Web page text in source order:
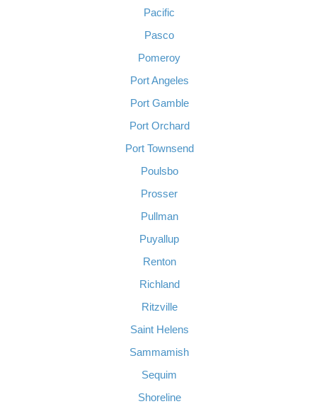
Pacific
Pasco
Pomeroy
Port Angeles
Port Gamble
Port Orchard
Port Townsend
Poulsbo
Prosser
Pullman
Puyallup
Renton
Richland
Ritzville
Saint Helens
Sammamish
Sequim
Shoreline